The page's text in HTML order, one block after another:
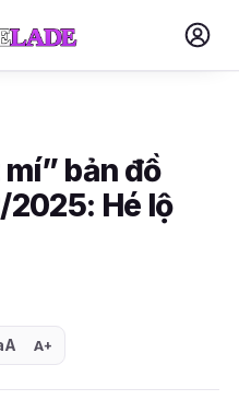
mí” bản đồ
Hé lộ
A+